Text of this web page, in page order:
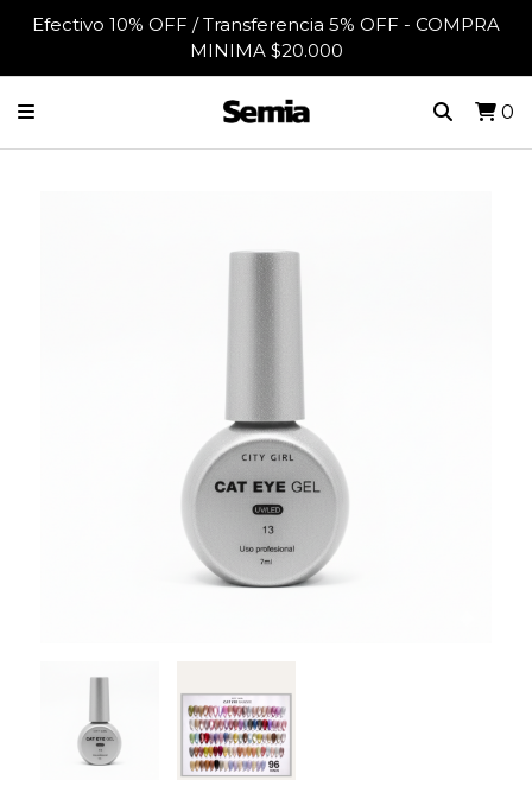
Efectivo 10% OFF / Transferencia 5% OFF - COMPRA
MINIMA $20.000
0